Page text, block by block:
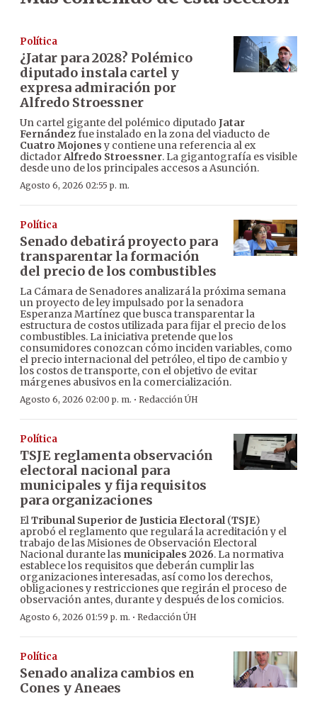
Política
¿Jatar para 2028? Polémico
diputado instala cartel y
expresa admiración por
Alfredo Stroessner
Un cartel gigante del polémico diputado Jatar
Fernándezfue instalado en la zona del viaducto de
Cuatro Mojones y contiene una referencia al ex
dictadorAlfredo Stroessner. La gigantografía es visible
desde uno de los principales accesos a Asunción.
Agosto 6, 2026 02:55 p. m.
Política
Senado debatirá proyecto para
transparentar la formación
del precio de los combustibles
La Cámara de Senadores analizará la próxima semana
un proyecto de ley impulsado por la senadora
Esperanza Martínez que busca transparentar la
estructura de costos utilizada para fijar el precio de los
combustibles. La iniciativa pretende que los
consumidores conozcan cómo inciden variables, como
el precio internacional del petróleo, el tipo de cambio y
los costos de transporte, con el objetivo de evitar
márgenes abusivos en la comercialización.
Agosto 6, 2026 02:00 p. m. · Redacción ÚH
Política
TSJE reglamenta observación
electoral nacional para
municipales y fija requisitos
para organizaciones
ElTribunal Superior de Justicia Electoral(TSJE)
aprobó el reglamento que regulará la acreditación y el
trabajo de las Misiones de Observación Electoral
Nacional durante las municipales 2026. La normativa
establece los requisitos que deberán cumplir las
organizaciones interesadas, así como los derechos,
obligaciones y restricciones que regirán el proceso de
observación antes, durante y después de los comicios.
Agosto 6, 2026 01:59 p. m. · Redacción ÚH
Política
Senado analiza cambios en
Cones y Aneaes